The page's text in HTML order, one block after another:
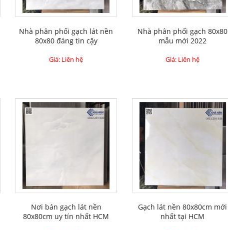
Nhà phân phối gạch lát nền
80x80 đáng tin cậy
Giá: Liên hệ
Nhà phân phối gạch 80x80
mẫu mới 2022
Giá: Liên hệ
Nơi bán gạch lát nền
80x80cm uy tín nhất HCM
Gạch lát nền 80x80cm mới
nhất tại HCM